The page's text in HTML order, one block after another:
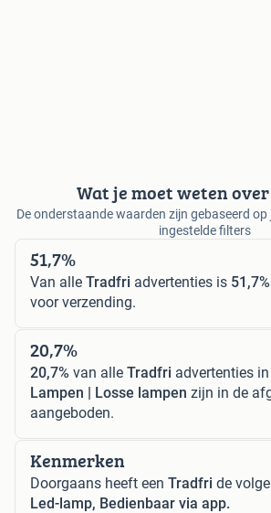
Wat je moet weten
De onderstaande waarden zijn gebaseerd
ingestelde filters
51,7%
Van alle Tradfri advertenties is 51,7%
voor verzending.
20,7%
20,7% van alle Tradfri advertenties
Lampen | Losse lampen zijn in de
aangeboden.
Kenmerken
Doorgaans heeft een Tradfri de
Led-lamp, Bedienbaar via app.